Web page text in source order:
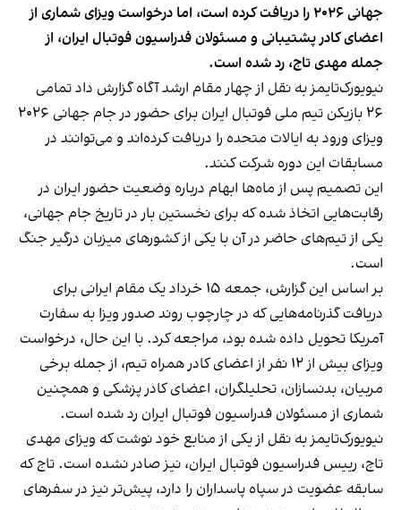
جهانی ۲۰۲۶ را دریافت کرده است، اما درخواست ویزای شماری از
اعضای کادر پشتیبانی و مسئولان فدراسیون فوتبال ایران، از
جمله مهدی تاج، رد شده است.
نیویورک‌تایمز به نقل از چهار مقام ارشد آگاه گزارش داد تمامی
۲۶ بازیکن تیم ملی فوتبال ایران برای حضور در جام جهانی ۲۰۲۶
ویزای ورود به ایالات متحده را دریافت کرده‌اند و می‌توانند در
مسابقات این دوره شرکت کنند.
این تصمیم پس از ماه‌ها ابهام درباره وضعیت حضور ایران در
رقابت‌هایی اتخاذ شده که برای نخستین بار در تاریخ جام جهانی،
یکی از تیم‌های حاضر در آن با یکی از کشورهای میزبان درگیر جنگ
است.
بر اساس این گزارش، جمعه ۱۵ خرداد یک مقام ایرانی برای
دریافت گذرنامه‌هایی که در چارچوب روند صدور ویزا به سفارت
آمریکا تحویل داده شده بود، مراجعه کرد. با این حال، درخواست
ویزای بیش از ۱۲ نفر از اعضای کادر همراه تیم، از جمله برخی
مربیان، بدنسازان، تحلیلگران، اعضای کادر پزشکی و همچنین
شماری از مسئولان فدراسیون فوتبال ایران رد شده است.
نیویورک‌تایمز به نقل از یکی از منابع خود نوشت که ویزای مهدی
تاج، رییس فدراسیون فوتبال ایران، نیز صادر نشده است. تاج که
سابقه عضویت در سپاه پاسداران را دارد، پیش‌تر نیز در سفرهای